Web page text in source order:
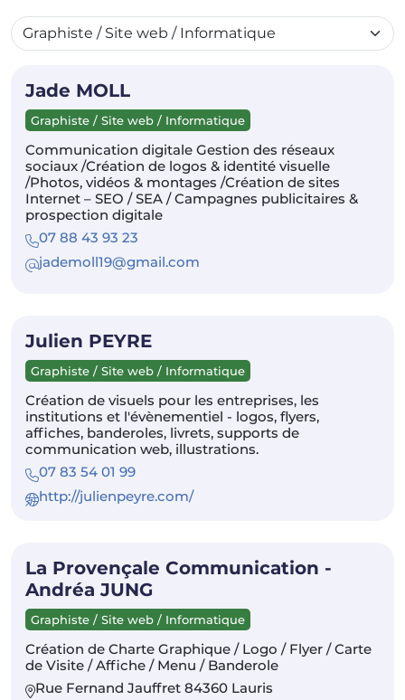
Jade MOLL
Graphiste / Site web / Informatique
Communication digitale Gestion des réseaux
sociaux /Création de logos & identité visuelle
/Photos, vidéos & montages /Création de sites
Internet – SEO / SEA / Campagnes publicitaires &
prospection digitale
07 88 43 93 23
jademoll19@gmail.com
Julien PEYRE
Graphiste / Site web / Informatique
Création de visuels pour les entreprises, les
institutions et l'évènementiel - logos, flyers,
affiches, banderoles, livrets, supports de
communication web, illustrations.
07 83 54 01 99
http://julienpeyre.com/
La Provençale Communication -
Andréa JUNG
Graphiste / Site web / Informatique
Création de Charte Graphique / Logo / Flyer / Carte
de Visite / Affiche / Menu / Banderole
Rue Fernand Jauffret 84360 Lauris